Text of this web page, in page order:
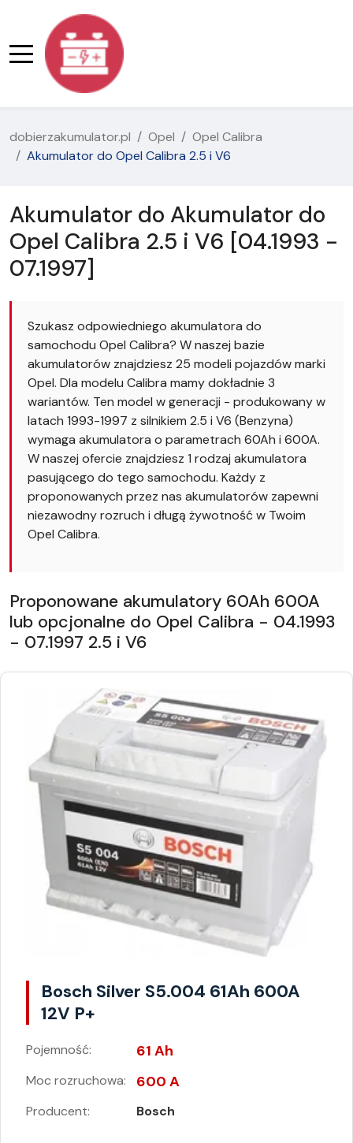
dobierzakumulator.pl Opel
Opel Calibra
Akumulator do Opel Calibra 2.5 i V6
Akumulator do Akumulator do
Opel Calibra 2.5 i V6 [04.1993 -
07.1997]
Szukasz odpowiedniego akumulatora do
samochodu Opel Calibra? W naszej bazie
akumulatorów znajdziesz 25 modeli pojazdów marki
Opel. Dla modelu Calibra mamy dokładnie 3
wariantów. Ten model w generacji - produkowany w
latach 1993-1997 z silnikiem 2.5 i V6 (Benzyna)
wymaga akumulatora o parametrach 60Ah i 600A.
W naszej ofercie znajdziesz 1 rodzaj akumulatora
pasującego do tego samochodu. Każdy z
proponowanych przez nas akumulatorów zapewni
niezawodny rozruch i długą żywotność w Twoim
Opel Calibra.
Proponowane akumulatory 60Ah 600A
lub opcjonalne do Opel Calibra - 04.1993
- 07.1997 2.5 i V6
Bosch Silver S5.004 61Ah 600A
12V P+
Pojemność: 61 Ah
Moc rozruchowa: 600 A
Producent: Bosch